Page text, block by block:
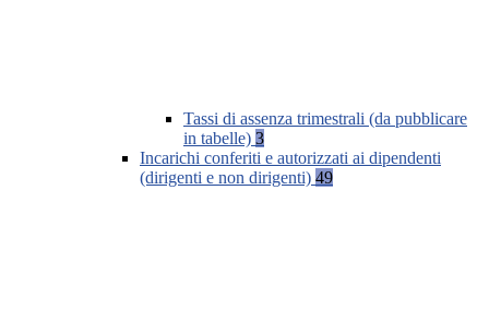
Tassi di assenza trimestrali (da pubblicare
in tabelle) 3
Incarichi conferiti e autorizzati ai dipendenti
(dirigenti e non dirigenti) 49